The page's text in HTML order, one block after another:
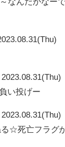
2023.08.31(Thu)
い投げー
2023.08.31(Thu)
☆死亡フラグ